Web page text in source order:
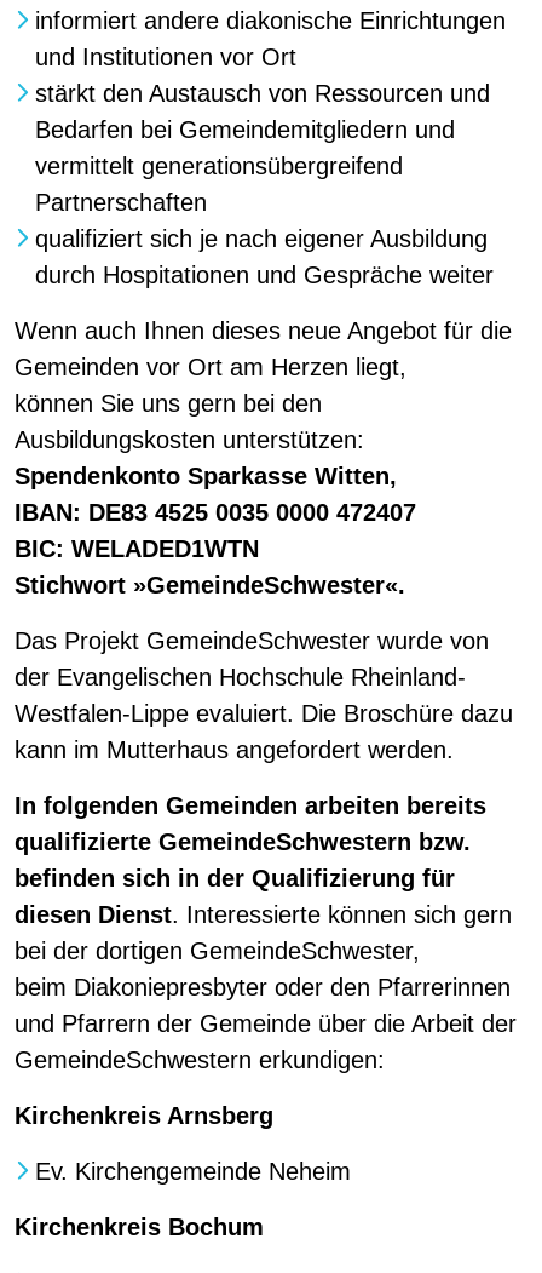
informiert andere diakonische Einrichtungen
und Institutionen vor Ort
stärkt den Austausch von Ressourcen und
Bedarfen bei ­Gemeindemitgliedern und
vermittelt generationsüber­greifend
Partnerschaften
qualifiziert sich je nach eigener Ausbildung
durch Hospi­tationen und Gespräche weiter
Wenn auch Ihnen dieses neue Angebot für die
Gemeinden vor Ort am Herzen liegt,
können Sie uns gern bei den
Ausbildungskosten unterstützen:
Spendenkonto Sparkasse Witten,
IBAN: DE83 4525 0035 0000 472407
BIC: WELADED1WTN
Stichwort »GemeindeSchwester«.
Das Projekt GemeindeSchwester wurde von
der Evangelischen Hochschule Rheinland-
Westfalen-Lippe evaluiert. Die Broschüre dazu
kann im Mutterhaus angefordert werden.
In folgenden Gemeinden arbeiten bereits
qualifizierte GemeindeSchwestern bzw.
befinden sich in der Qualifizierung für
diesen Dienst. Interessierte können sich gern
bei der dortigen GemeindeSchwester,
beim Diakoniepresbyter oder den Pfarrerinnen
und Pfarrern der Gemeinde über die Arbeit der
GemeindeSchwestern erkundigen:
Kirchenkreis Arnsberg
Ev. Kirchengemeinde Neheim
Kirchenkreis Bochum